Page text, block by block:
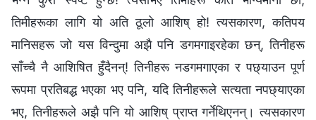
तिमीहरूका लागि यो अति ठूलो आशिष् हो! त्यसकारण, कतिपय
मानिसहरू जो यस विन्दुमा अझै पनि डगमगाइरहेका छन्, तिनीहरू
साँच्चै नै आशिषित हुँदैनन्! तिनीहरू नडगमगाएका र पछ्याउन पूर्ण
रूपमा प्रतिबद्ध भएका भए पनि, यदि तिनीहरूले सत्यता नपछ्याएका
भए, तिनीहरूले अझै पनि यो आशिष् प्राप्त गर्नेथिएनन्। त्यसकारण